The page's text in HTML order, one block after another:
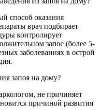
способ оказания
врач подбирает
контролирует
запое (более 5-
заболеваниях в острой
запоя на дому?
не причиняет
причиной развития